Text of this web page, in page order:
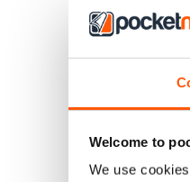
Welcome to
We use
Ver|